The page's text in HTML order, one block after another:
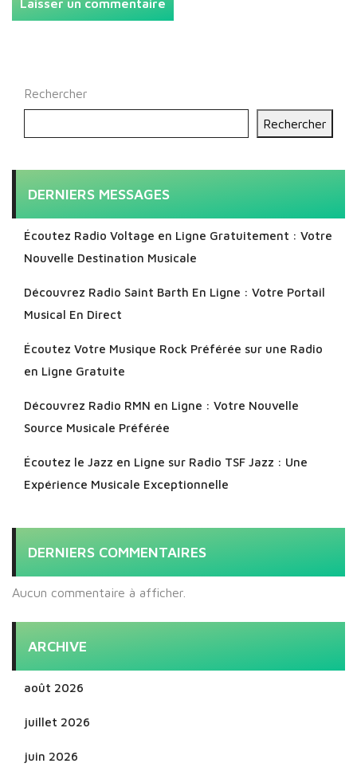
Rechercher
Rechercher
DERNIERS MESSAGES
Écoutez Radio Voltage en Ligne Gratuitement : Votre
Nouvelle Destination Musicale
Découvrez Radio Saint Barth En Ligne : Votre Portail
Musical En Direct
Écoutez Votre Musique Rock Préférée sur une Radio
en Ligne Gratuite
Découvrez Radio RMN en Ligne : Votre Nouvelle
Source Musicale Préférée
Écoutez le Jazz en Ligne sur Radio TSF Jazz : Une
Expérience Musicale Exceptionnelle
DERNIERS COMMENTAIRES
Aucun commentaire à afficher.
ARCHIVE
août 2026
juillet 2026
juin 2026